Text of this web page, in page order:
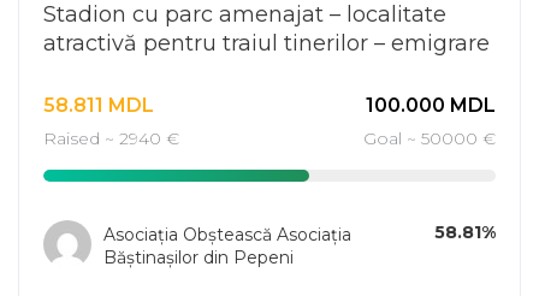
Stadion cu parc amenajat – localitate
atractivă pentru traiul tinerilor – emigrare
58.811 MDL
Raised ~ 2940 €
100.000 MDL
Goal ~ 50000 €
Asociația Obștească Asociația
Băștinașilor din Pepeni
58.81%